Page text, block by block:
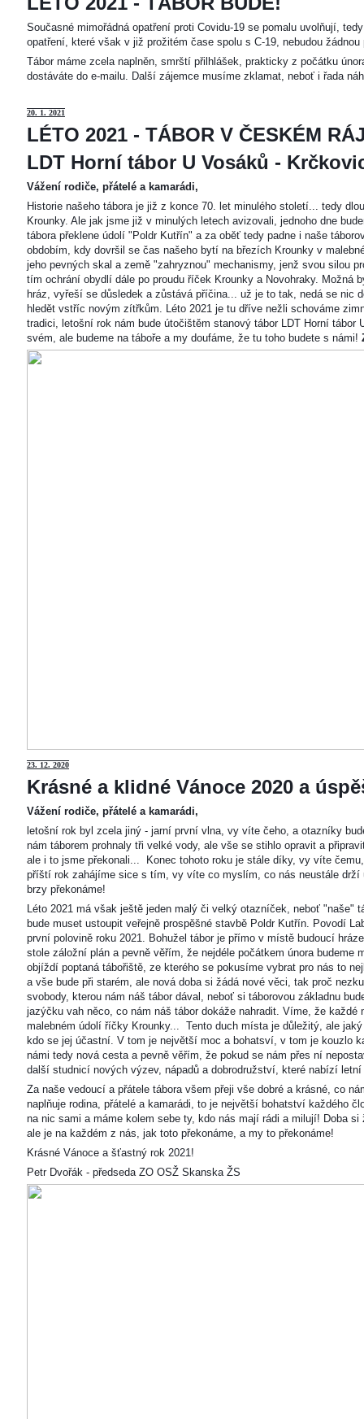
Současné mimořádná opatření proti Covidu-19 se pomalu uvolňují,
opatření, které však v již prožitém čase spolu s C-19, nebudou žádnou
Tábor máme zcela naplněn, smrští přilhlášek, prakticky z počátku
dostáváte do e-mailu. Další zájemce musíme zklamat, neboť i řada
20. 1. 2021
LÉTO 2021 - TÁBOR V ČESKÉM
LDT Horní tábor U Vosáků -
Vážení rodiče, přátelé a kamarádi,
Historie našeho tábora je již z konce 70. let minulého století... tedy
Krounky. Ale jak jsme již v minulých letech avizovali, jednoho dne
tábora překlene údolí "Poldr Kutřín" a za oběť tedy padne i naše
obdobím, kdy dovršil se čas našeho bytí na březích Krounky v
jeho pevných skal a země "zahryznou" mechanismy, jenž svou silou
tím ochrání obydlí dále po proudu říček Krounky a Novohraky. Možná
hráz, vyřeší se důsledek a zůstává příčina... už je to tak, nedá se nic
hledět vstříc novým zítřkům. Léto 2021 je tu dříve nežli schováme
tradici, letošní rok nám bude útočištěm stanový tábor LDT Horní tábor
svém, ale budeme na táboře a my doufáme, že tu toho budete s námi!
23. 12. 2020
Krásné a klidné Vánoce 2020 a
Vážení rodiče, přátelé a kamarádi,
letošní rok byl zcela jiný - jarní první vlna, vy víte čeho, a otazníky
nám táborem prohnaly tři velké vody, ale vše se stihlo opravit a
ale i to jsme překonali... Konec tohoto roku je stále díky, vy víte
příští rok zahájíme sice s tím, vy víte co myslím, co nás neustále
brzy překonáme!
Léto 2021 má však ještě jeden malý či velký otazníček, neboť "naše"
bude muset ustoupit veřejně prospěšné stavbě Poldr Kutřín. Povodí
první polovině roku 2021. Bohužel tábor je přímo v místě budoucí
stole záložní plán a pevně věřím, že nejdéle počátkem února
objíždí poptaná tábořiště, ze kterého se pokusíme vybrat pro nás to
a vše bude při starém, ale nová doba si žádá nové věci, tak proč
svobody, kterou nám náš tábor dával, neboť si táborovou základnu
jazýčku vah něco, co nám náš tábor dokáže nahradit. Víme, že
malebném údolí říčky Krounky... Tento duch místa je důležitý, ale
kdo se jej účastní. V tom je největší moc a bohatsví, v tom je kouzlo
námi tedy nová cesta a pevně věřím, že pokud se nám přes ní
další studnicí nových výzev, nápadů a dobrodružství, které nabízí letní
Za naše vedoucí a přátele tábora všem přeji vše dobré a krásné, co
naplňuje rodina, přátelé a kamarádi, to je největší bohatství každého
na nic sami a máme kolem sebe ty, kdo nás mají rádi a milují! Doba
ale je na každém z nás, jak toto překonáme, a my to překonáme!
Krásné Vánoce a šťastný rok 2021!
Petr Dvořák - předseda ZO OSŽ Skanska ŽS